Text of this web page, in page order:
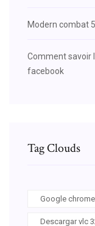
Modern combat
Comment savoir
facebook
Tag Clouds
Google
Descargar vlc